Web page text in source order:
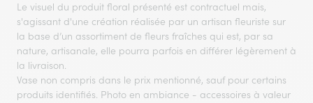
Le visuel du produit floral présenté est contractuel mais,
s'agissant d'une création réalisée par un artisan fleuriste sur
la base d’un assortiment de fleurs fraîches qui est, par sa
nature, artisanale, elle pourra parfois en différer légèrement à
la livraison.
Vase non compris dans le prix mentionné, sauf pour certains
produits identifiés. Photo en ambiance - accessoires à valeur